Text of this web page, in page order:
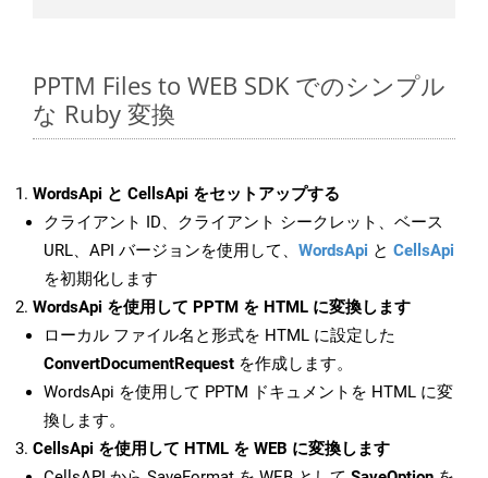
PPTM Files to WEB SDK でのシンプル
な Ruby 変換
WordsApi と CellsApi をセットアップする
クライアント ID、クライアント シークレット、ベース
URL、API バージョンを使用して、 WordsApi と CellsApi
を初期化します
WordsApi を使用して PPTM を HTML に変換します
ローカル ファイル名と形式を HTML に設定した
ConvertDocumentRequest を作成します。
WordsApi を使用して PPTM ドキュメントを HTML に変
換します。
CellsApi を使用して HTML を WEB に変換します